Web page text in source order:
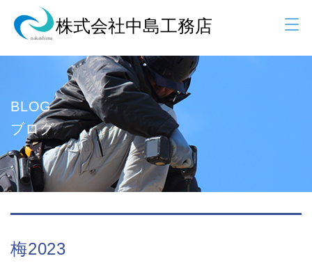
BLOG
ブログ
梅2023